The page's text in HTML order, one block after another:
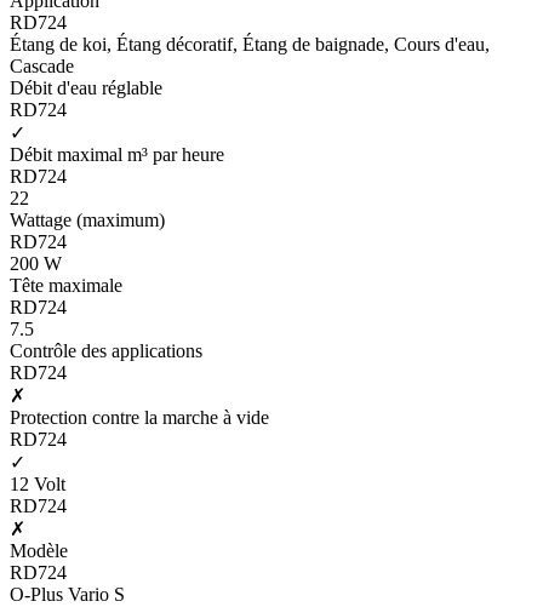
RD724
Étang de koi, Étang décoratif, Étang de baignade, Cours d'eau,
Cascade
Débit d'eau réglable
RD724
✓
Débit maximal m³ par heure
RD724
22
Wattage (maximum)
RD724
200 W
Tête maximale
RD724
7.5
Contrôle des applications
RD724
✗
Protection contre la marche à vide
RD724
✓
12 Volt
RD724
✗
Modèle
RD724
O-Plus Vario S